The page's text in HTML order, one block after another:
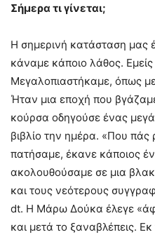
Σήμερα τι γίνεται;
Η σημερινή κατάσταση μας
κάναμε κάποιο λάθος. Εμείς
Μεγαλοπιαστήκαμε, όπως
Ήταν μια εποχή που
κούρσα οδηγούσε ένας
βιβλίο την ημέρα. «Που
πατήσαμε, έκανε κάποιος
ακολουθούσαμε σε μια
και τους νεότερους
dt. Η Μάρω Δούκα έλεγε
και μετά το ξαναβλέπεις.